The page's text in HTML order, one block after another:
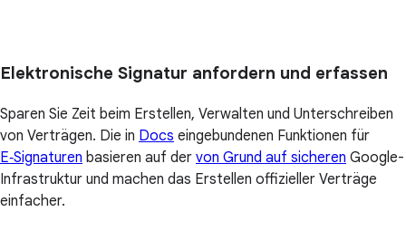
Elektronische Signatur anfordern und erfassen
Sparen Sie Zeit beim Erstellen, Verwalten und Unterschreiben
von Verträgen. Die in Docs eingebundenen Funktionen für
E‑Signaturen basieren auf der von Grund auf sicheren Google-
Infrastruktur und machen das Erstellen offizieller Verträge
einfacher.